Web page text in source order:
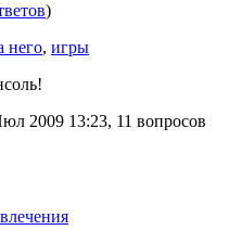
)
него, игры
2009 13:23, 11 вопросов